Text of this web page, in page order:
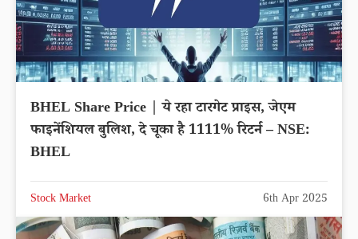
BHEL Share Price | ये रहा टारगेट प्राइस, जेएम
फाइनेंशियल बुलिश, दे चूका है 1111% रिटर्न – NSE:
BHEL
Stock Market 6th Apr 2025